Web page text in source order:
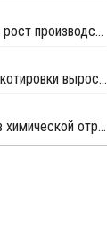
"Росстат" в июне зафиксировал рост производства в основных группах пластмасс
Мировой рынок ПВХ: азиатские котировки выросли на фоне смешанных тенденций в Китае
Росстат фиксирует стагнацию в химической отрасли